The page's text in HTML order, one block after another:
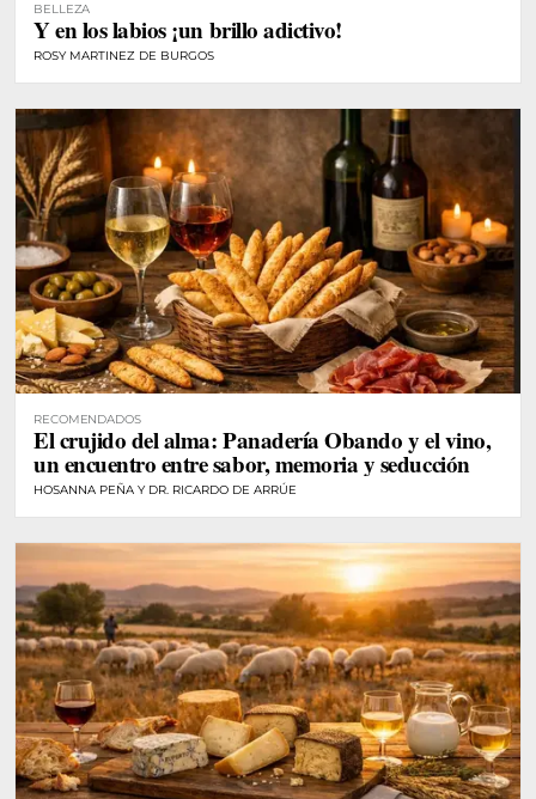
BELLEZA
Y en los labios ¡un brillo adictivo!
ROSY MARTINEZ DE BURGOS
RECOMENDADOS
El crujido del alma: Panadería Obando y el vino,
un encuentro entre sabor, memoria y seducción
HOSANNA PEÑA Y DR. RICARDO DE ARRÚE